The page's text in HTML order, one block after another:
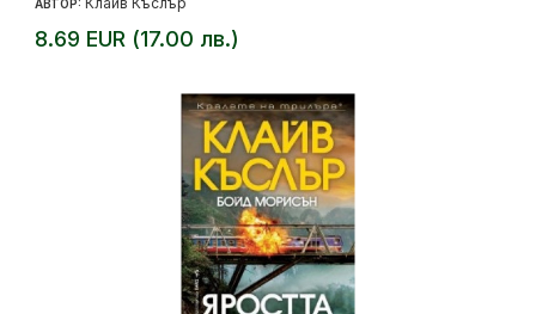
АВТОР:
8.69 EUR (17.00 лв.)